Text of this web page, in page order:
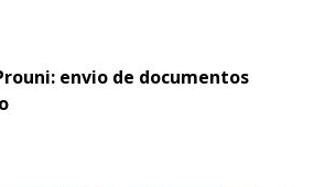
envio de documentos